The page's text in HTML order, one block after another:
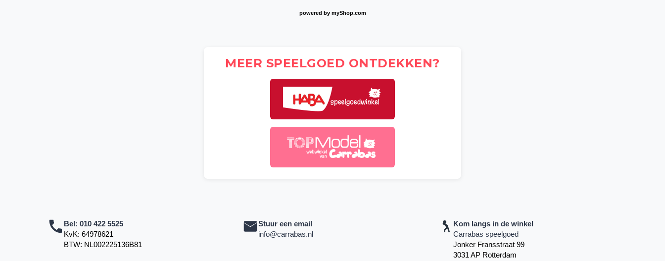
powered by myShop.com
MEER SPEELGOED ONTDEKKEN?
Bel: 010 422 5525
KvK: 64978621
BTW: NL002225136B81
Stuur een email
info@carrabas.nl
Kom langs in de winkel
Carrabas speelgoed
Jonker Fransstraat 99
3031 AP Rotterdam